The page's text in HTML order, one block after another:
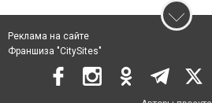
Реклама на сайте
Франшиза "CitySites"